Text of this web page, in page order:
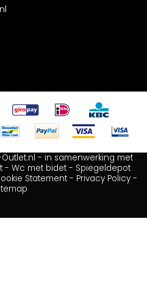
- in samenwerking met
- Wc met bidet - Spiegeldepot
Statement- Privacy Policy-